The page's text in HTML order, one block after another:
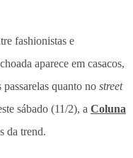
fashionistas e
aparece em casacos,
quanto no street
sábado (11/2), a Coluna
da trend.